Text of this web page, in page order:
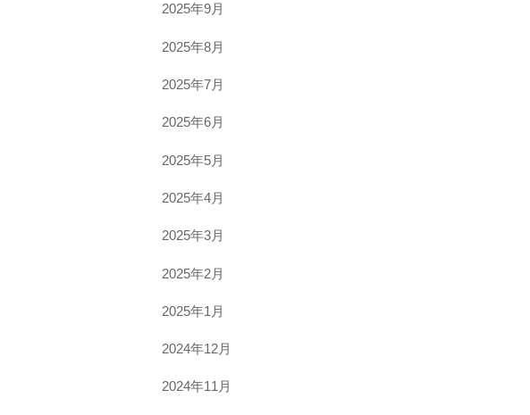
2025年9月
2025年8月
2025年7月
2025年6月
2025年5月
2025年4月
2025年3月
2025年2月
2025年1月
2024年12月
2024年11月